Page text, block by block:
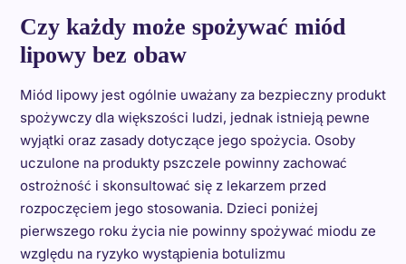
Czy każdy może spożywać miód
lipowy bez obaw
Miód lipowy jest ogólnie uważany za bezpieczny produkt
spożywczy dla większości ludzi, jednak istnieją pewne
wyjątki oraz zasady dotyczące jego spożycia. Osoby
uczulone na produkty pszczele powinny zachować
ostrożność i skonsultować się z lekarzem przed
rozpoczęciem jego stosowania. Dzieci poniżej
pierwszego roku życia nie powinny spożywać miodu ze
względu na ryzyko wystąpienia botulizmu